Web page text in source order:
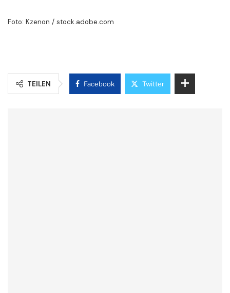
Foto: Kzenon / stock.adobe.com
TEILEN Facebook Twitter